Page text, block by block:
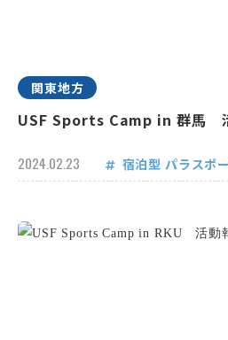
関東地方
USF Sports Camp in 群馬
2024.02.23 宿泊型 パラスポ